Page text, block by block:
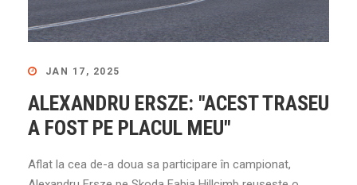
JAN 17, 2025
ALEXANDRU ERSZE: "ACEST TRASEU
A FOST PE PLACUL MEU"
Aflat la cea de-a doua sa participare în campionat,